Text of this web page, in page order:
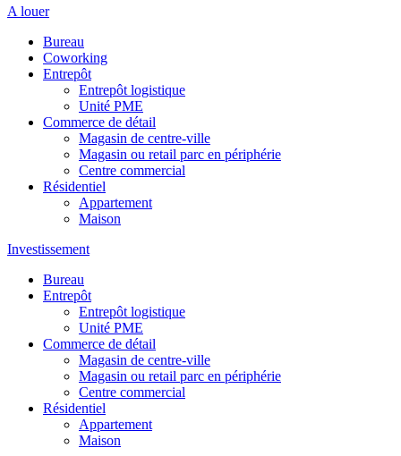
A louer
Bureau
Coworking
Entrepôt
Entrepôt logistique
Unité PME
Commerce de détail
Magasin de centre-ville
Magasin ou retail parc en périphérie
Centre commercial
Résidentiel
Appartement
Maison
Investissement
Bureau
Entrepôt
Entrepôt logistique
Unité PME
Commerce de détail
Magasin de centre-ville
Magasin ou retail parc en périphérie
Centre commercial
Résidentiel
Appartement
Maison